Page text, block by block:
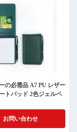
の必需品 A7 PU レザー
トパッド 2色ジェルペ
お問い合わせ